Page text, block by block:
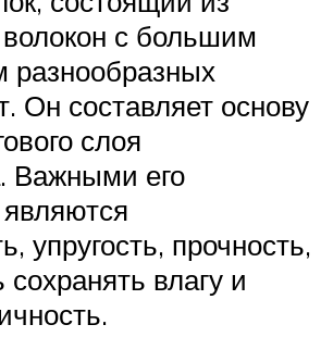
с большим
разнообразных
Он составляет основу
слоя
Важными его
упругость, прочность,
сохранять влагу и